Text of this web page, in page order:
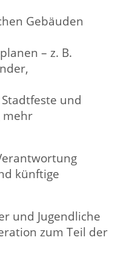
Gebäuden
– z. B.
und
mehr
künftige
und Jugendliche
zum Teil der